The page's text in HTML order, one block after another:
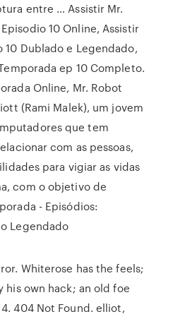
entre … Assistir Mr.
10 Online, Assistir
10 Dublado e Legendado,
ep 10 Completo.
Online, Mr. Robot
(Rami Malek), um jovem
que tem
com as pessoas,
para vigiar as vidas
com o objetivo de
- Episódios:
Legendado
Whiterose has the feels;
his own hack; an old foe
4. 404 Not Found. elliot,